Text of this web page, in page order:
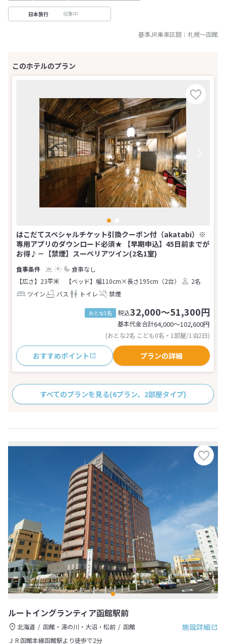
日本旅行 収集中
基準JR乗車区間： 札幌～函館
はこだてスペシャルチケット引換クーポン付（akatabi）※
専用アプリのダウンロード必須★ 【早期申込】45日前までが
お得♪－【禁煙】スーペリアツイン(2名1室)
食事なし
【広さ】23平米
【ベッド】幅110cm×長さ195cm（2台）
2名
ツイン
バス トイレ 禁煙
おとな1名 税込32,000～51,300円
基本代金合計64,000〜102,600円
(おとな2名 こども0名・1部屋/1泊2日)
おすすめポイント プランの詳細
すべてのプランを見る(6プラン、2部屋タイプ)
ルートイングランティア函館駅前
施設詳細
北海道 函館・湯の川・大沼・松前
函館
ＪＲ函館本線函館駅より徒歩で2分